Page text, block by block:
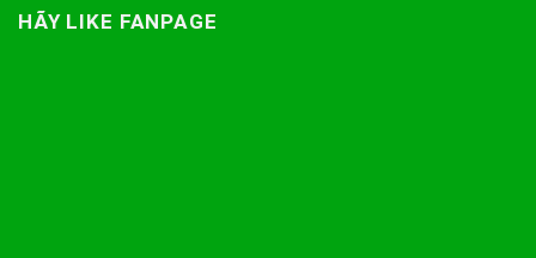
HÃY LIKE FANPAGE